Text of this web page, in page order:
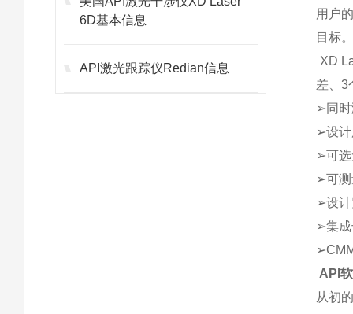
6D基本信息
API激光跟踪仪Redian信息
用户
目标
XD
差、3
➢同时
➢设计
➢可选
➢可测
➢设计
➢集成
API
从初